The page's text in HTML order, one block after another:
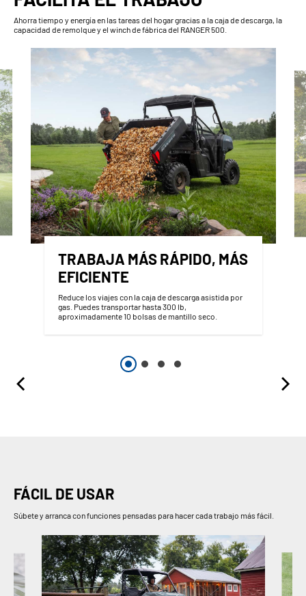
Ahorra tiempo y energía en las tareas del hogar gracias a la caja de descarga, la
capacidad de remolque y el winch de fábrica del RANGER 500.
TRABAJA MÁS RÁPIDO, MÁS
EFICIENTE
Reduce los viajes con la caja de descarga asistida por
gas. Puedes transportar hasta 300 lb,
aproximadamente 10 bolsas de mantillo seco.
FÁCIL DE USAR
Súbete y arranca con funciones pensadas para hacer cada trabajo más fácil.